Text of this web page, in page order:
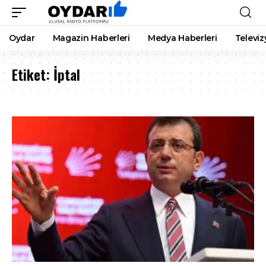
Oydar Magazin Haberleri Medya Haberleri
Etiket: İptal